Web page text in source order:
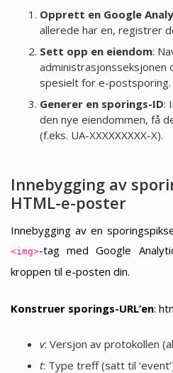
Opprett en Google
allerede har en, registrer
Sett opp en eiendom:
administrasjonsseksjonen
spesielt for e-postsporing.
Generer en sporings-ID:
den nye eiendommen, få
(f.eks. UA-XXXXXXXXX-X).
Innebygging av
HTML-e-poster
Innebygging av en
<img>-tag med Google
kroppen til e-posten din.
Konstruer sporings-URL’en:
v: Versjon av protokollen
t: Type treff (satt til